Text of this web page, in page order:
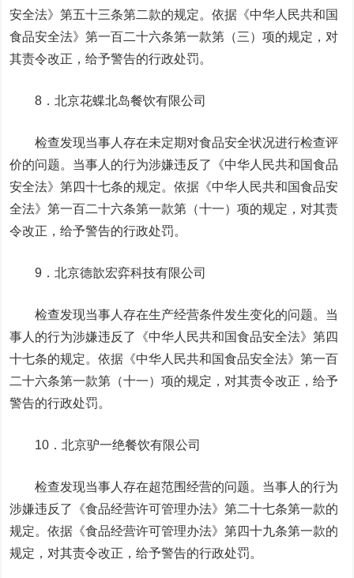
安全法》第五十三条第二款的规定。依据《中华人民共和国
食品安全法》第一百二十六条第一款第（三）项的规定，对
其责令改正，给予警告的行政处罚。
8．北京花蝶北岛餐饮有限公司
检查发现当事人存在未定期对食品安全状况进行检查评
价的问题。当事人的行为涉嫌违反了《中华人民共和国食品
安全法》第四十七条的规定。依据《中华人民共和国食品安
全法》第一百二十六条第一款第（十一）项的规定，对其责
令改正，给予警告的行政处罚。
9．北京德歆宏弈科技有限公司
检查发现当事人存在生产经营条件发生变化的问题。当
事人的行为涉嫌违反了《中华人民共和国食品安全法》第四
十七条的规定。依据《中华人民共和国食品安全法》第一百
二十六条第一款第（十一）项的规定，对其责令改正，给予
警告的行政处罚。
10．北京驴一绝餐饮有限公司
检查发现当事人存在超范围经营的问题。当事人的行为
涉嫌违反了《食品经营许可管理办法》第二十七条第一款的
规定。依据《食品经营许可管理办法》第四十九条第一款的
规定，对其责令改正，给予警告的行政处罚。